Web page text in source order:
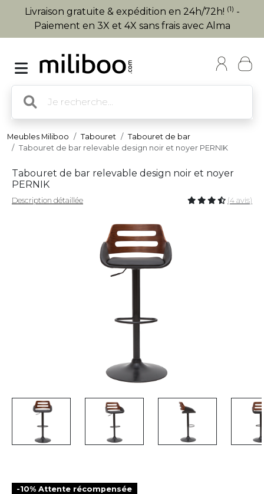
Livraison gratuite & expédition en 24h/72h! (1) -
Paiement en 3X et 4X sans frais avec Alma
Meubles Miliboo Tabouret
Tabouret de bar
Tabouret de bar relevable design noir et noyer PERNIK
Tabouret de bar relevable design noir et noyer
PERNIK
Description détaillée (4 avis)
-10% Attente récompensée